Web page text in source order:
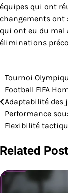
équipes qui ont
changements ont
qui ont eu du mal
éliminations
Post
navigation
Tournoi
Football FIFA
Adaptabilité des
Performance
Flexibilité
Related